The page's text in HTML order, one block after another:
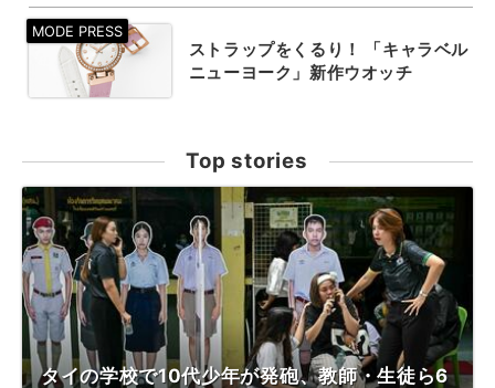
ストラップをくるり！ 「キャラベル
ニューヨーク」新作ウオッチ
Top stories
タイの学校で10代少年が発砲、教師・生徒ら6